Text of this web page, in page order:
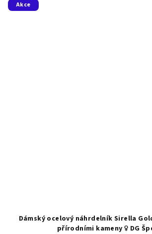
Akce
Dámský ocelový náhrdelník Sirella
přírodními kameny ♀️ DG